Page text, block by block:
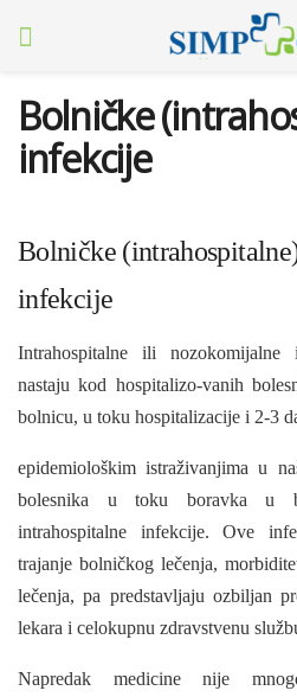
Bolničke
infekcije
Bolničke
infekcije
Intrahospitalne ili
nastaju kod hospitalizo-vanih
bolnicu, u toku hospitalizacije i 2-3
epidemiološkim istraživanjima u
bolesnika u toku boravka u
intrahospitalne infekcije. Ove
trajanje bolničkog lečenja,
lečenja, pa predstavljaju ozbiljan
lekara i celokupnu zdravstvenu
Napredak medicine nije